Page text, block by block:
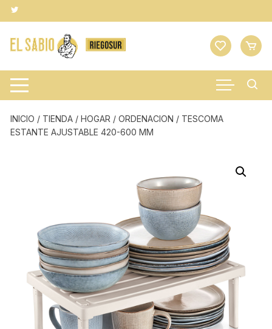
Saltar
al
contenido
INICIO / TIENDA /HOGAR /ORDENACION / TESCOMA
ESTANTE AJUSTABLE 420-600 MM